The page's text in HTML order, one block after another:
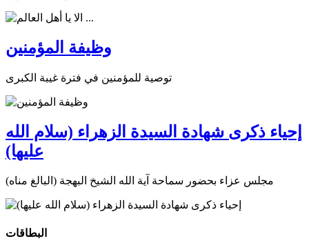
وظيفة المؤمنين
توصية للمؤمنين في فترة غيبة الكبرى
إحياء ذكرى شهادة السيدة الزهراء (سلام الله
عليها)
مجلس عزاء بحضور سماحة آية الله الشيخ البهجة (البالغ مناه)
البطاقات